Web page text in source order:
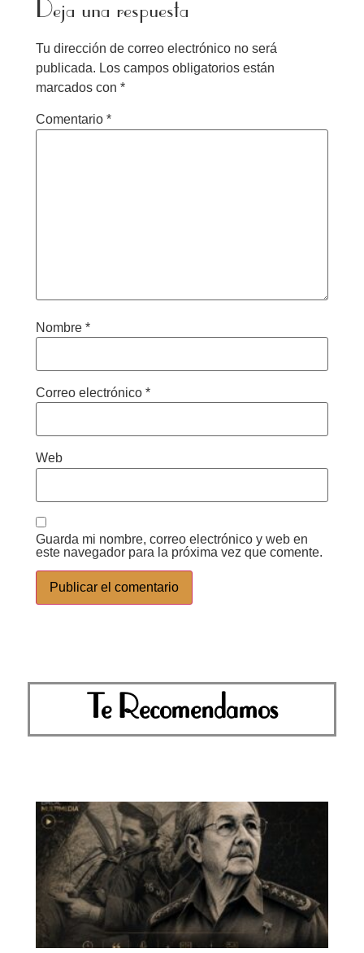
Deja una respuesta
Tu dirección de correo electrónico no será
publicada. Los campos obligatorios están
marcados con *
Comentario *
Nombre *
Correo electrónico *
Web
Guarda mi nombre, correo electrónico y web en
este navegador para la próxima vez que comente.
Te Recomendamos